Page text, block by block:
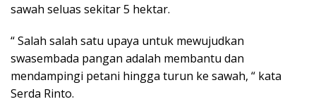
sawah seluas sekitar 5 hektar.
“ Salah salah satu upaya untuk mewujudkan
swasembada pangan adalah membantu dan
mendampingi petani hingga turun ke sawah, “ kata
Serda Rinto.